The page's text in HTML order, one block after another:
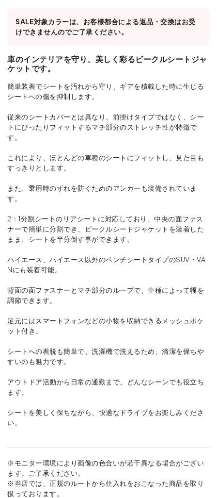
SALE対象カラーは、お客様都合による返品・交換はお受
けできませんのでご了承ください。
車のインテリアを守り、美しく彩るビークルシートジャ
ケットです。
簡単装着でシートを汚れから守り、ギアを積載した時に生じる
シートへの傷を抑制します。
従来のシートカバーとは異なり、前掛けタイプではなく、シー
トにぴったりフィットするマチ部分のストレッチ性が特徴で
す。
これにより、ほとんどの車種のシートにフィットし、見た目も
すっきりとします。
また、乗用時のずれを防ぐためのアンカーも装備されていま
す。
2：1分割シートのリアシートに対応しており、中央の面ファス
ナーで簡単に分割でき、ビークルシートジャケットを装着した
まま、シートを半分倒す事ができます。
ハイエース、ハイエース以外のベンチシートタイプのSUV・VA
Nにも装着可能。
背面の面ファスナーとマチ部分のループで、車種によって幅を
調節できます。
足元にはスマートフォンなどの小物を収納できるメッシュポケ
ット付き。
シートへの着脱も簡単で、洗濯機で洗えるため、清潔を保ちや
すいのも魅力です。
アウトドア活動から日常の通勤まで、どんなシーンでも役立ち
ます。
シートを美しく保ちながら、快適なドライブをお楽しみくださ
い。
※モニター環境により画像の色合いが若干異なる場合がござい
ます。ご了承ください。
※当店では、正規のルートから仕入れをおこなった商品を取り
扱っております。